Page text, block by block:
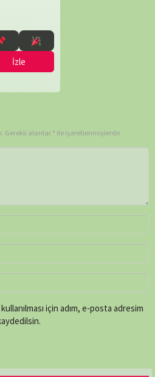
İzle
Gerekli alanlar * ile işaretlenmişlerdir
için adım, e-posta adresim